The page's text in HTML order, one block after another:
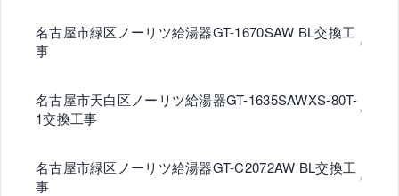
名古屋市緑区ノーリツ給湯器GT-1670SAW BL交換工
事
名古屋市天白区ノーリツ給湯器GT-1635SAWXS-80T-
1交換工事
名古屋市緑区ノーリツ給湯器GT-C2072AW BL交換工
事